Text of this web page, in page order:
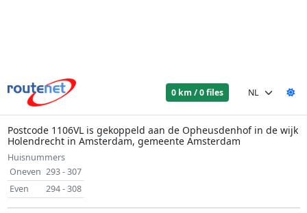
0 km / 0 files
Postcode 1106VL is gekoppeld aan de Opheusdenhof in de wijk
Holendrecht in Amsterdam, gemeente Amsterdam
Huisnummers
Oneven 293 - 307
Even
294 - 308